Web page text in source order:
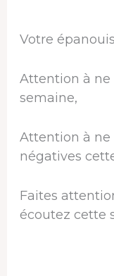
Votre
Attention à
semaine,
Attention à ne
négatives
Faites
écoutez cette